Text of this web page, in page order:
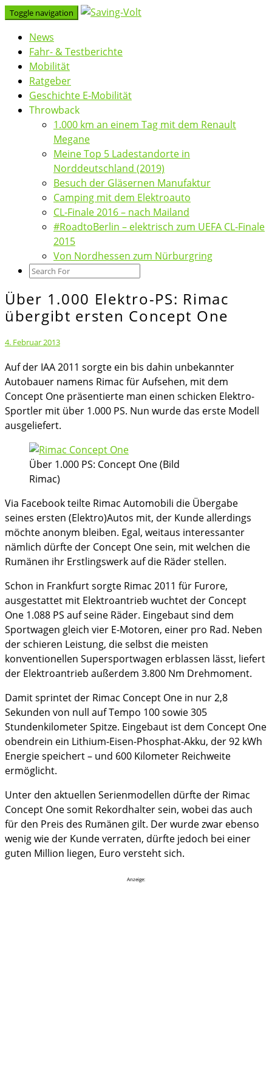
Skip
content
Toggle navigation
News
Fahr- & Testberichte
Mobilität
Ratgeber
Geschichte E-Mobilität
Throwback
1.000 km an einem Tag mit dem Renault
Megane
Meine Top 5 Ladestandorte in
Norddeutschland (2019)
Besuch der Gläsernen Manufaktur
Camping mit dem Elektroauto
CL-Finale 2016 – nach Mailand
#RoadtoBerlin – elektrisch zum UEFA CL-Finale
2015
Von Nordhessen zum Nürburgring
Search
Über
1.000
PS:
übergibt
ersten
Concept
One
Über 1.000 Elektro-PS: Rimac
übergibt ersten Concept One
4. Februar 2013
Auf der IAA 2011 sorgte ein bis dahin unbekannter
Autobauer namens Rimac für Aufsehen, mit dem
Concept One präsentierte man einen schicken Elektro-
Sportler mit über 1.000 PS. Nun wurde das erste Modell
ausgeliefert.
Über 1.000 PS: Concept One (Bild
Rimac)
Via Facebook teilte Rimac Automobili die Übergabe
seines ersten (Elektro)Autos mit, der Kunde allerdings
möchte anonym bleiben. Egal, weitaus interessanter
nämlich dürfte der Concept One sein, mit welchen die
Rumänen ihr Erstlingswerk auf die Räder stellen.
Schon in Frankfurt sorgte Rimac 2011 für Furore,
ausgestattet mit Elektroantrieb wuchtet der Concept
One 1.088 PS auf seine Räder. Eingebaut sind dem
Sportwagen gleich vier E-Motoren, einer pro Rad. Neben
der schieren Leistung, die selbst die meisten
konventionellen Supersportwagen erblassen lässt, liefert
der Elektroantrieb außerdem 3.800 Nm Drehmoment.
Damit sprintet der Rimac Concept One in nur 2,8
Sekunden von null auf Tempo 100 sowie 305
Stundenkilometer Spitze. Eingebaut ist dem Concept One
obendrein ein Lithium-Eisen-Phosphat-Akku, der 92 kWh
Energie speichert – und 600 Kilometer Reichweite
ermöglicht.
Unter den aktuellen Serienmodellen dürfte der Rimac
Concept One somit Rekordhalter sein, wobei das auch
für den Preis des Rumänen gilt. Der wurde zwar ebenso
wenig wie der Kunde verraten, dürfte jedoch bei einer
guten Million liegen, Euro versteht sich.
Anzeige: